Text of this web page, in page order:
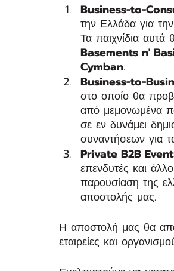
Business-to-
την Ελλάδα για
Τα παιχνίδια αυτά
Basements n'
Cymban.
Business-to-
στο οποίο θα
από μεμονωμένα
σε εν δυνάμει
συναντήσεων για
Private B2B
επενδυτές και
παρουσίαση της
αποστολής μας.
Η αποστολή μας θα
εταιρείες και